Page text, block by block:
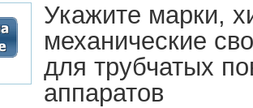
Укажите марки,
механические
для трубчатых
аппаратов